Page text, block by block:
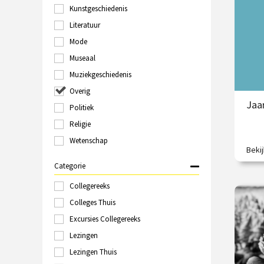
Groningen
Haarlem
Kampen
Kopenhagen
Leeuwarden
Leiden
Londen
Online
Polen
Rotterdam
Schiedam
Sittard
Tallinn
Kunstgeschiedenis
Literatuur
Mode
Museaal
Muziekgeschiedenis
Overig
Politiek
Religie
Wetenschap
Categorie
Collegereeks
Colleges Thuis
Excursies Collegereeks
Lezingen
Lezingen Thuis
Een
/